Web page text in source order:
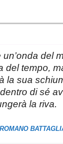
un’onda del
del tempo,
la sua
di sé
la riva.
ROMANO